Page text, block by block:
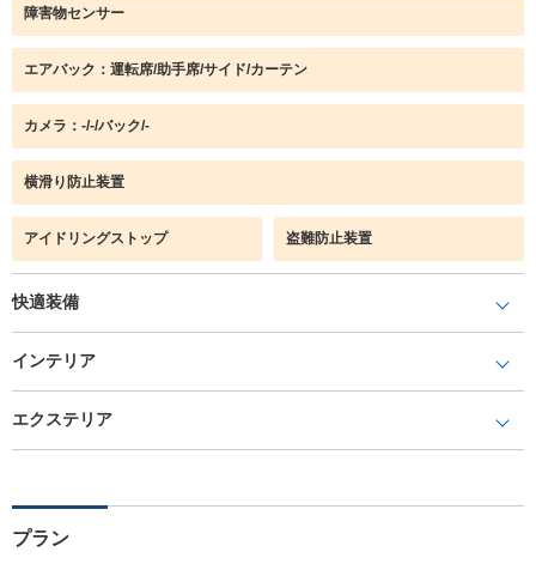
障害物センサー
エアバック：運転席/助手席/サイド/カーテン
カメラ：-/-/バック/-
横滑り防止装置
アイドリングストップ 盗難防止装置
快適装備
インテリア
エクステリア
プラン